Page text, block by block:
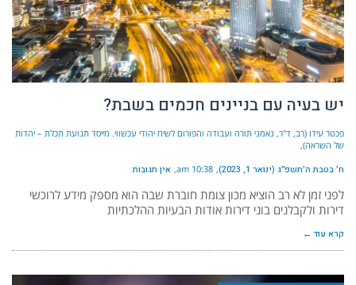
יש בעיה עם בניינים חכמים בשבת?
פכטר עידו (רב, ד"ר, נאמני תורה ועבודה והפורום לשיח יהודי עכשווי. מייסד תנועת תכלת – יהדות
של השראה)
ח׳ בטבת ה׳תשפ״ג (ינואר 1, 2023) 10:38 am אין תגובות
לפני זמן לא רב הוציא מכון צומת חוברת שבה הוא מספק מידע לרוכשי
דירות ולקבלנים בוני דירות אודות הבעיות ההלכתיות
קרא עוד ←